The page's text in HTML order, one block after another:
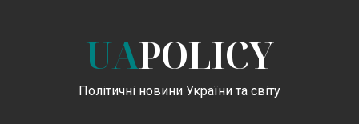
UAPOLICY
Політичні новини України та світу